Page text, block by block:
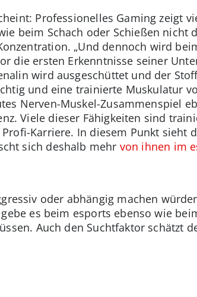
Professionelles Gaming zeigt
beim Schach oder Schießen nicht
„Und dennoch wird
die ersten Erkenntnisse seiner
wird ausgeschüttet und der
und eine trainierte Muskulatur
Nerven-Muskel-Zusammenspiel
Viele dieser Fähigkeiten sind
Karriere. In diesem Punkt sieht
sich deshalb mehr von ihnen im
oder abhängig machen
es beim esports ebenso wie
Auch den Suchtfaktor schätzt